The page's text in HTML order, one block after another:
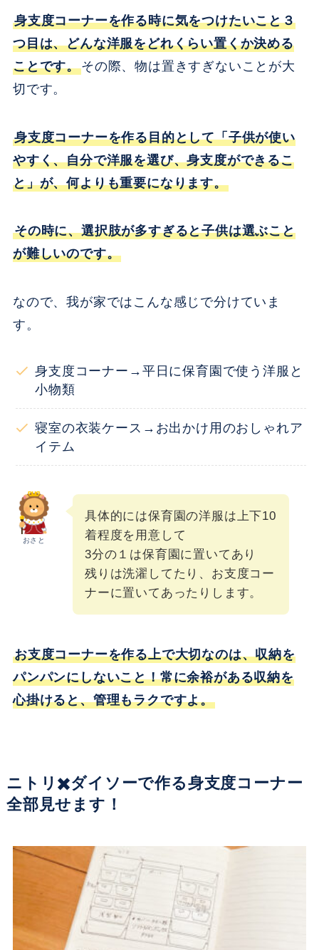
身支度コーナーを作る時に気をつけたいこと３
つ目は、どんな洋服をどれくらい置くか決める
ことです。その際、物は置きすぎないことが大
切です。
身支度コーナーを作る目的として「子供が使い
やすく、自分で洋服を選び、身支度ができるこ
と」が、何よりも重要になります。
その時に、選択肢が多すぎると子供は選ぶこと
が難しいのです。
なので、我が家ではこんな感じで分けていま
す。
身支度コーナー→平日に保育園で使う洋服と
小物類
寝室の衣装ケース→お出かけ用のおしゃれア
イテム
おさと
具体的には保育園の洋服は上下10
着程度を用意して
3分の１は保育園に置いてあり
残りは洗濯してたり、お支度コー
ナーに置いてあったりします。
お支度コーナーを作る上で大切なのは、収納を
パンパンにしないこと！常に余裕がある収納を
心掛けると、管理もラクですよ。
ニトリ✖️ダイソーで作る身支度コーナー
全部見せます！